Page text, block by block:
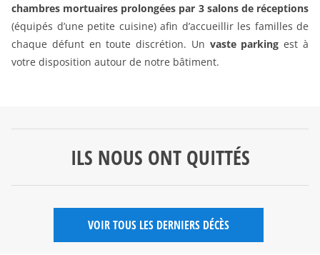
chambres mortuaires prolongées par 3 salons de réceptions
(équipés d’une petite cuisine) afin d’accueillir les familles de
chaque défunt en toute discrétion. Un vaste parking est à
votre disposition autour de notre bâtiment.
ILS NOUS ONT QUITTÉS
VOIR TOUS LES DERNIERS DÉCÈS